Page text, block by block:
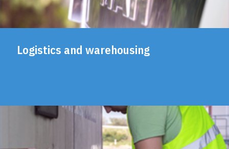
Logistics and warehousing